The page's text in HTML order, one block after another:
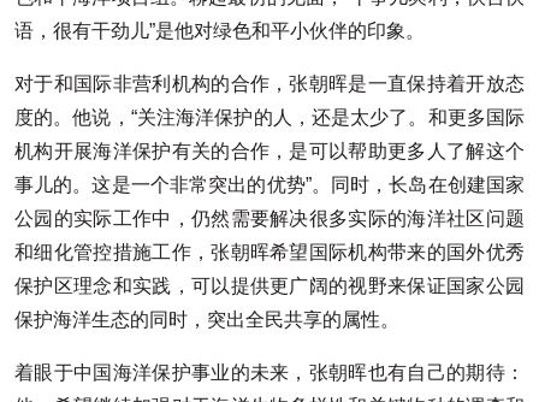
语，很有干劲儿”是他对绿色和平小伙伴的印象。
对于和国际非营利机构的合作，张朝晖是一直保持着开放态
度的。他说，“关注海洋保护的人，还是太少了。和更多国际
机构开展海洋保护有关的合作，是可以帮助更多人了解这个
事儿的。这是一个非常突出的优势”。同时，长岛在创建国家
公园的实际工作中，仍然需要解决很多实际的海洋社区问题
和细化管控措施工作，张朝晖希望国际机构带来的国外优秀
保护区理念和实践，可以提供更广阔的视野来保证国家公园
保护海洋生态的同时，突出全民共享的属性。
着眼于中国海洋保护事业的未来，张朝晖也有自己的期待：